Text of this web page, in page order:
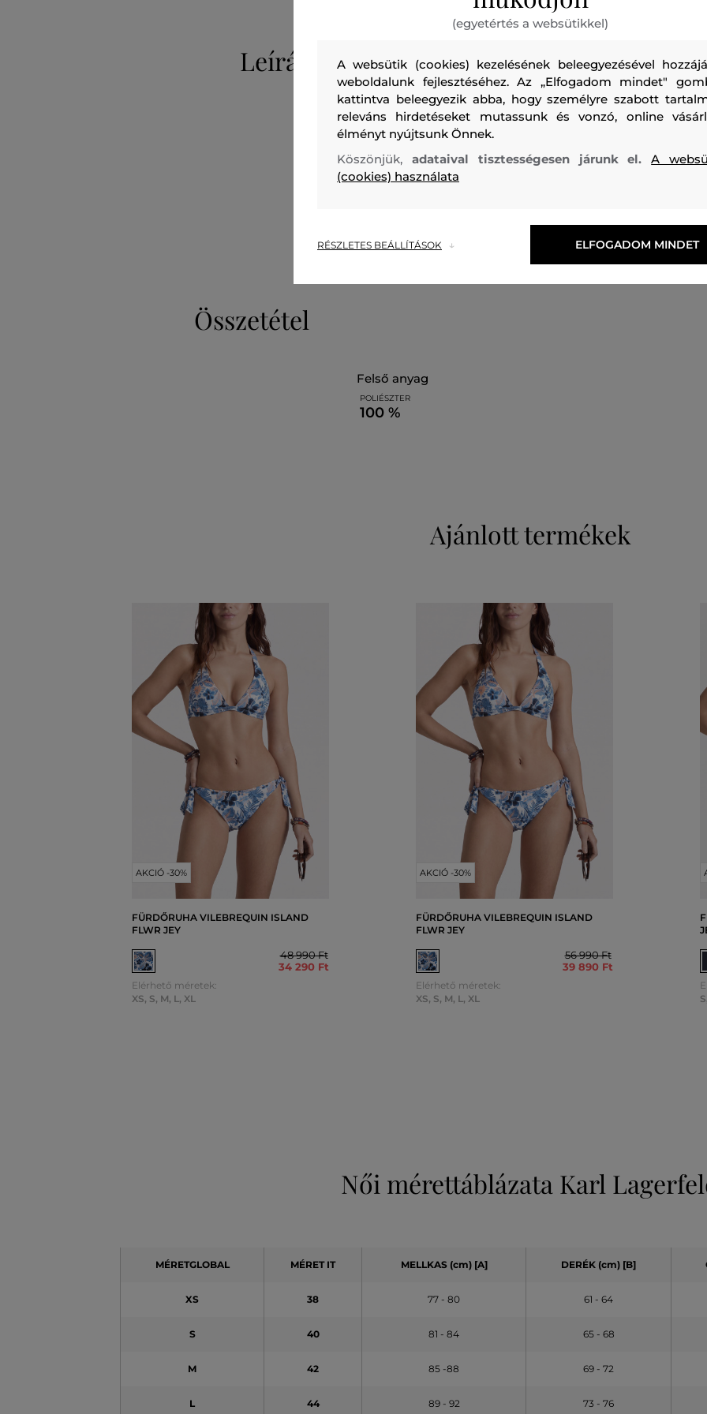
Leírás
Női maxi strand szoknya. Áttetsző, horgolt dizájn oldalsó
rugalmas derékpánt egészít ki Karl Signature díszes
anyagösszetétel könnyű szintetikus szövetből áll, ami
légáteresztést, rugalmasságot, könnyedséget és nagyon
Kombinálja hozzáillő horgolt strand felsőrésszel.
Termék kódjaB2W46031-326-KW-b09
Összetétel
felső anyag
POLIÉSZTER
100 %
Ajánlott termékek
AKCIÓ -30%
FÜRDŐRUHA VILEBREQUIN ISLAND
FLWR JEY
48 990 Ft
34 290 Ft
Elérhető méretek:
XS, S, M, L, XL
AKCIÓ -30%
FÜRDŐRUHA VILEBREQUIN ISLAND
FLWR JEY
56 990 Ft
39 890 Ft
Elérhető méretek:
XS, S, M, L, XL
S
Női mérettáblázata Karl
MÉRETGLOBAL MÉRET IT MELLKAS (cm) [A] DERÉK (cm) [B]
XS 38 77 - 80 61 - 64
S 40 81 - 84 65 - 68
M 42 85 -88 69 - 72
L 44 89 - 92 73 - 76
(egyetértés a websütikkel)
A websütik (cookies) kezelésének beleegyezésével
weboldalunk fejlesztéséhez. Az „Elfogadom mindet"
kattintva beleegyezik abba, hogy személyre szabott
releváns hirdetéseket mutassunk és vonzó, online
élményt nyújtsunk Önnek.
Köszönjük, adataival tisztességesen járunk el.A
(cookies) használata
RÉSZLETES BEÁLLÍTÁSOK ELFOGADOM MINDET